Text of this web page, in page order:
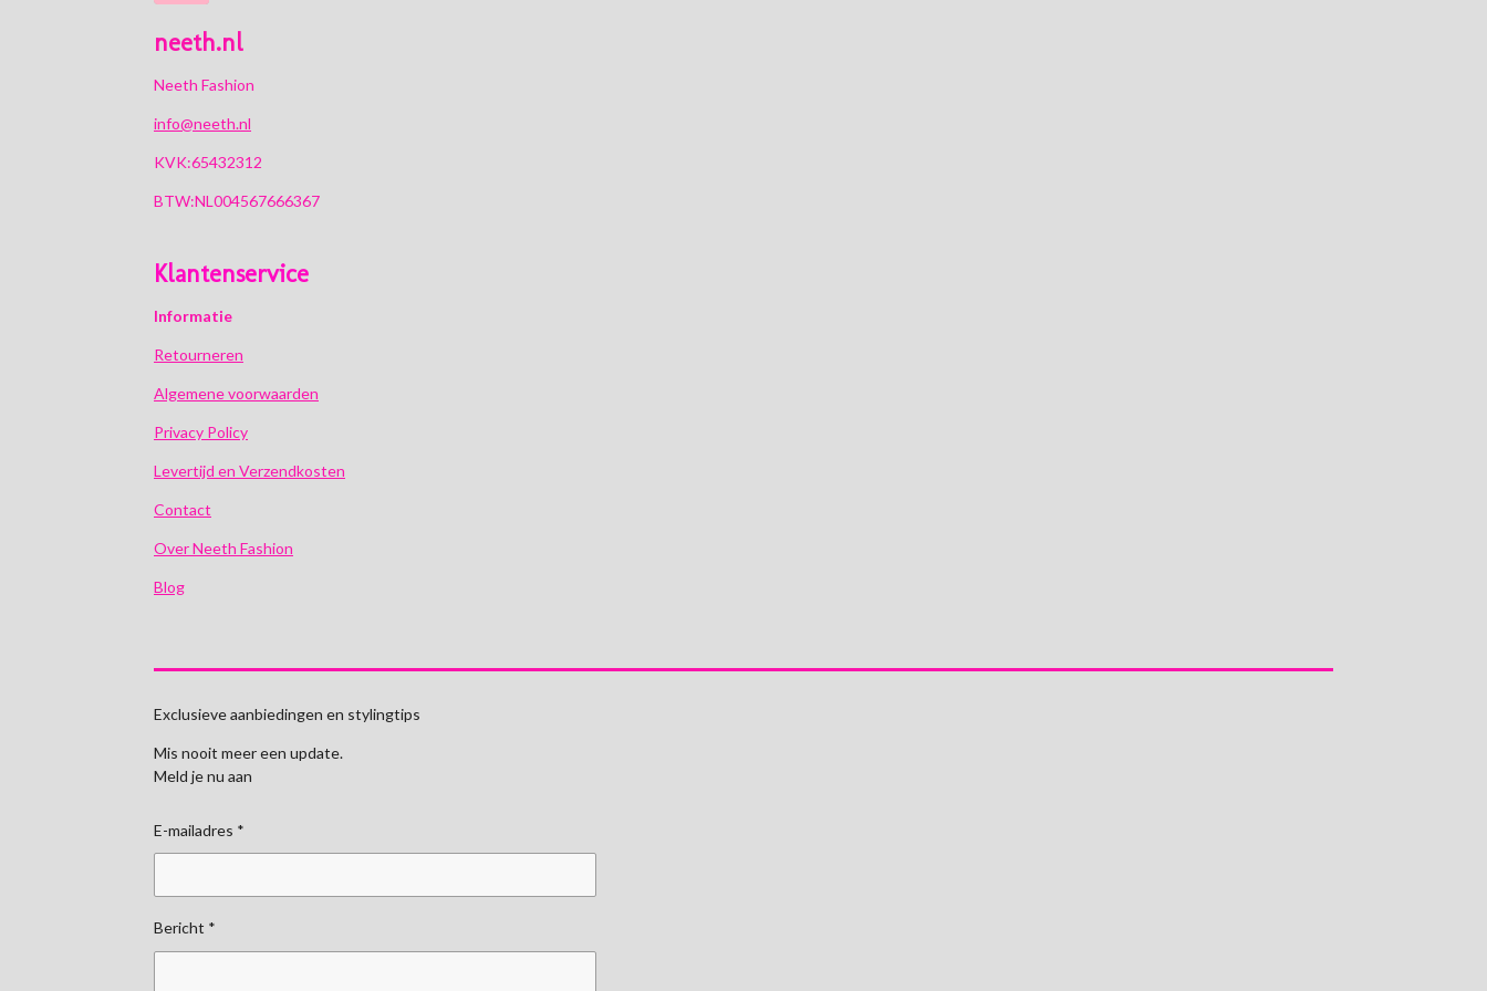
neeth.nl
Neeth Fashion
info@neeth.nl
KVK:65432312
BTW:NL004567666367
Klantenservice
Informatie
Retourneren
Algemene voorwaarden
Privacy Policy
Levertijd en Verzendkosten
Contact
Over Neeth Fashion
Blog
Exclusieve aanbiedingen en stylingtips
Mis nooit meer een update.
Meld je nu aan
E-mailadres *
Bericht *